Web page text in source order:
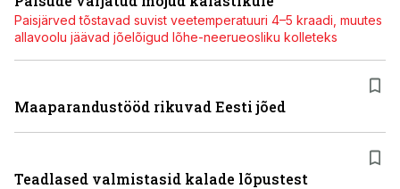
Paisjärved tõstavad suvist veetemperatuuri 4–5 kraadi, muutes
allavoolu jäävad jõelõigud lõhe-neerueosliku kolleteks
Maaparandustööd rikuvad Eesti jõed
Teadlased valmistasid kalade lõpustest